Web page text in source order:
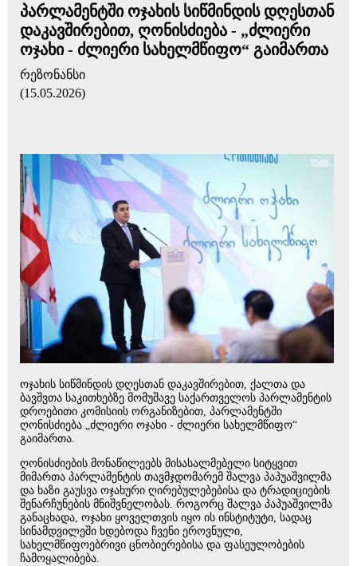
პარლამენტში ოჯახის სიწმინდის დღესთან
დაკავშირებით, ღონისძიება - „ძლიერი
ოჯახი - ძლიერი სახელმწიფო“ გაიმართა
რეზონანსი
(15.05.2026)
ოჯახის სიწმინდის დღესთან დაკავშირებით, ქალთა და
ბავშვთა საკითხებზე მომუშავე საქართველოს პარლამენტის
დროებითი კომისიის ორგანიზებით, პარლამენტში
ღონისძიება „ძლიერი ოჯახი - ძლიერი სახელმწიფო“
გაიმართა.
ღონისძიების მონაწილეებს მისასალმებელი სიტყვით
მიმართა პარლამენტის თავმჯდომარემ შალვა პაპუაშვილმა
და ხაზი გაუსვა ოჯახური ღირებულებებისა და ტრადიციების
შენარჩუნების მნიშვნელობას. როგორც შალვა პაპუაშვილმა
განაცხადა, ოჯახი ყოველთვის იყო ის ინსტიტუტი, სადაც
სინამდვილეში ხდებოდა ჩვენი ეროვნული,
სახელმწიფოებრივი ცნობიერებისა და ფასეულობების
ჩამოყალიბება.